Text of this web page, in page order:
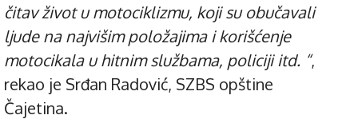
čitav život u motociklizmu, koji su obučavali
ljude na najvišim položajima i korišćenje
motocikala u hitnim službama, policiji itd. “,
rekao je Srđan Radović, SZBS opštine
Čajetina.